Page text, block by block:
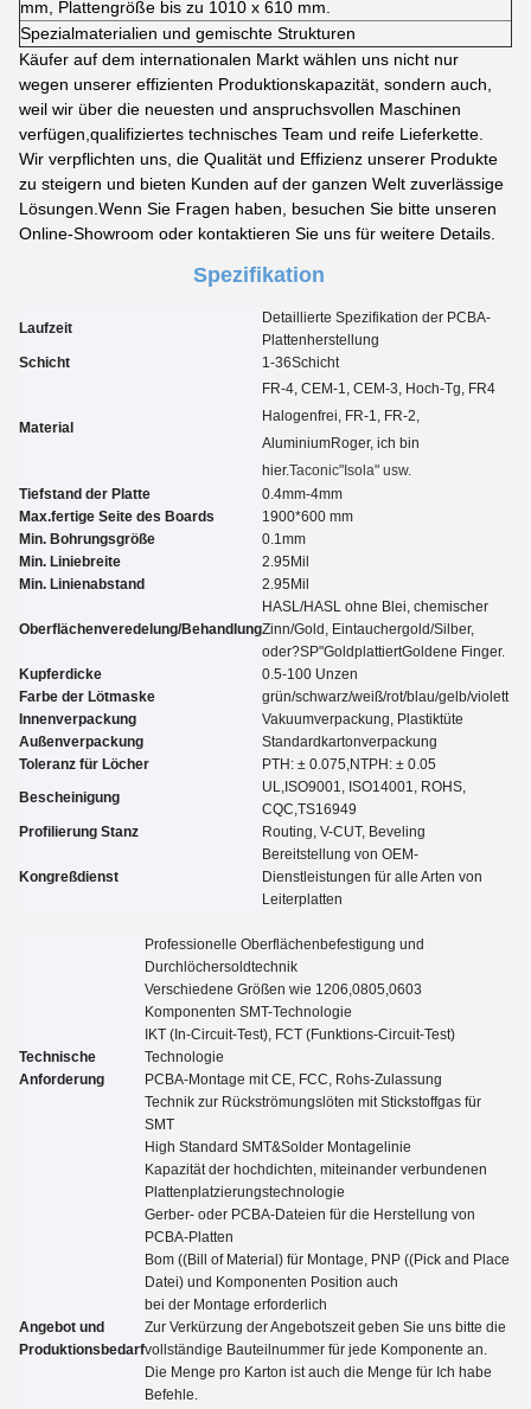
mm, Plattengröße bis zu 1010 x 610 mm.
Spezialmaterialien und gemischte Strukturen
Käufer auf dem internationalen Markt wählen uns nicht nur
wegen unserer effizienten Produktionskapazität, sondern auch,
weil wir über die neuesten und anspruchsvollen Maschinen
verfügen,qualifiziertes technisches Team und reife Lieferkette.
Wir verpflichten uns, die Qualität und Effizienz unserer Produkte
zu steigern und bieten Kunden auf der ganzen Welt zuverlässige
Lösungen.Wenn Sie Fragen haben, besuchen Sie bitte unseren
Online-Showroom oder kontaktieren Sie uns für weitere Details.
Spezifikation
Laufzeit
Detaillierte Spezifikation der PCBA-
Plattenherstellung
Schicht
1-36Schicht
Material
FR-4, CEM-1, CEM-3, Hoch-Tg, FR4
Halogenfrei, FR-1, FR-2,
AluminiumRoger, ich bin
hier.Taconic"Isola" usw.
Tiefstand der Platte
0.4mm-4mm
Max.fertige Seite des Boards
1900*600 mm
Min. Bohrungsgröße
0. 1 mm
Min. Liniebreite
2.95Mil
Min. Linienabstand
2.95Mil
Oberflächenveredelung/Behandlung
HASL/HASL ohne Blei, chemischer
Zinn/Gold, Eintauchergold/Silber,
oder?SP"GoldplattiertGoldene Finger.
Kupferdicke
0.5-100 Unzen
Farbe der Lötmaske
grün/schwarz/weiß/rot/blau/gelb/violett
Innenverpackung
Vakuumverpackung, Plastiktüte
Außenverpackung
Standardkartonverpackung
Toleranz für Löcher
PTH: ± 0.075 ,NTPH: ± 0.05
Bescheinigung
UL, ISO9001, ISO14001, ROHS,
CQC ,TS16949
Profilierung Stanz
Routing, V-CUT, Beveling
Kongreßdienst
Bereitstellung von OEM-
Dienstleistungen für alle Arten von
Leiterplatten
Technische
Anforderung
Professionelle Oberflächenbefestigung und
Durchlöchersoldtechnik
Verschiedene Größen wie 1206,0805,0603
Komponenten SMT-Technologie
IKT (In-Circuit-Test), FCT (Funktions-Circuit-Test)
Technologie
PCBA-Montage mit CE, FCC, Rohs-Zulassung
Technik zur Rückströmungslöten mit Stickstoffgas für
SMT
High Standard SMT&Solder Montagelinie
Kapazität der hochdichten, miteinander verbundenen
Plattenplatzierungstechnologie
Angebot und
Produktionsbedarf
Gerber- oder PCBA-Dateien für die Herstellung von
PCBA-Platten
Bom ((Bill of Material) für Montage, PNP ((Pick and Place
Datei) und Komponenten Position auch
bei der Montage erforderlich
Zur Verkürzung der Angebotszeit geben Sie uns bitte die
vollständige Bauteilnummer für jede Komponente an.
Die Menge pro Karton ist auch die Menge für Ich habe
Befehle.